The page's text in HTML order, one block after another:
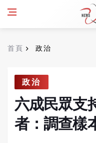
首頁 政治
政治
六成民眾支
者：調查樣